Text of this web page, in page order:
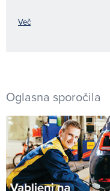
Več
Oglasna sporočila